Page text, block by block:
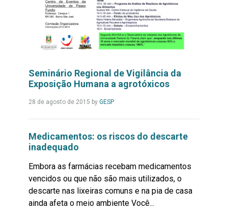
Seminário Regional de Vigilância da
Exposição Humana a agrotóxicos
28 de agosto de 2015 by GESPLeia
Medicamentos: os riscos do descarte
inadequado
Embora as farmácias recebam medicamentos
vencidos ou que não são mais utilizados, o
descarte nas lixeiras comuns e na pia de casa
ainda afeta o meio ambiente Você...